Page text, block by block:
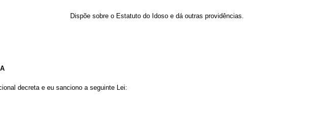
Dispõe sobre o Estatuto do Idoso e dá outras providências.
decreta e eu sanciono a seguinte Lei: